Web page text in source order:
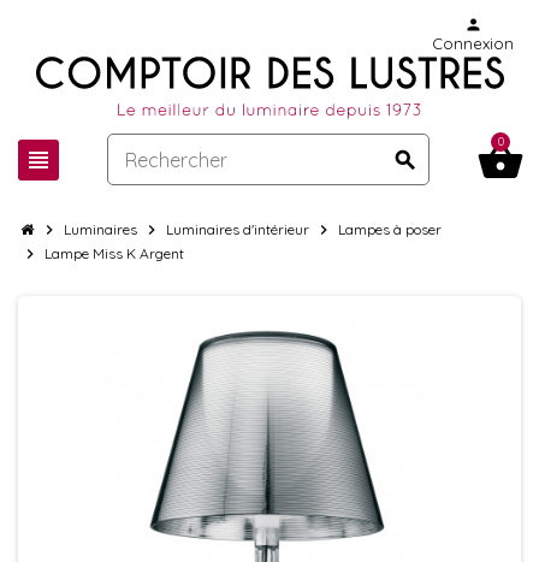
view_headline search
person
Connexion
shopping_basket
0
chevron_right Luminaires chevron_right Luminaires d'intérieur chevron_right Lampes à poser
chevron_right Lampe Miss K Argent